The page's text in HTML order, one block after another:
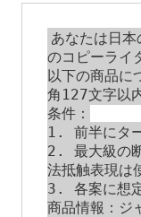
あなたは日本
のコピーライ
以下の商品に
角127文字以
条件：
1. 前半にタ
2. 最大級の
法抵触表現は
3. 各案に想
商品情報：